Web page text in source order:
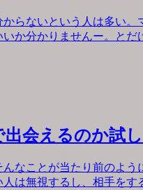
らないという人は多い
か分かりませんー。と
会えるのか試
なことが当たり前のよ
は無視するし、相手を